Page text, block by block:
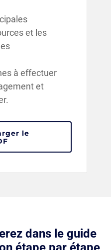
et les
à effectuer
et
le
dans le guide